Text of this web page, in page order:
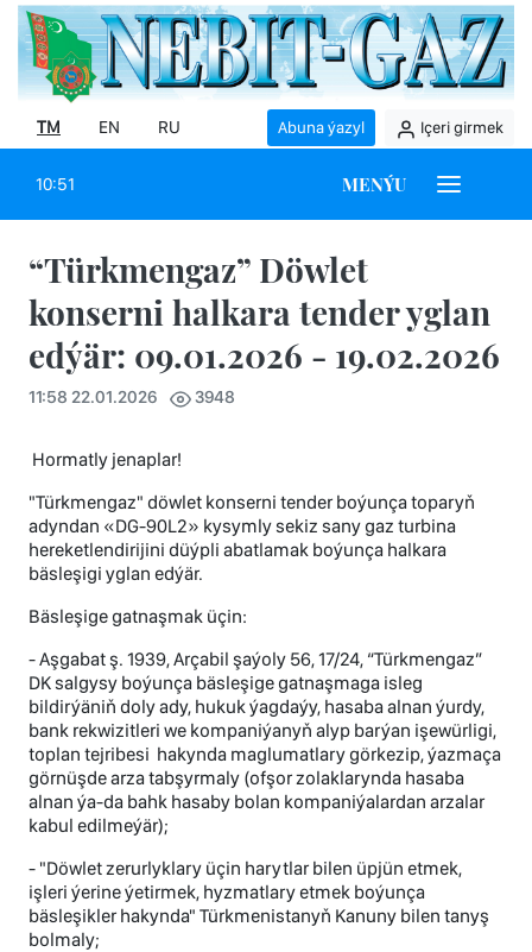
TM EN RU Abuna ýazyl Içeri girmek
10:51 MENÝU
“Türkmengaz” Döwlet
konserni halkara tender yglan
edýär: 09.01.2026 - 19.02.2026
11:58 22.01.2026 3948
Hormatly jenaplar!
"Türkmengaz" döwlet konserni tender boýunça toparyň
adyndan «DG-90L2» kysymly sekiz sany gaz turbina
hereketlendirijini düýpli abatlamak boýunça halkara
bäsleşigi yglan edýär.
Bäsleşige gatnaşmak üçin:
- Aşgabat ş. 1939, Arçabil şaýoly 56, 17/24, “Türkmengaz”
DK salgysy boýunça bäsleşige gatnaşmaga isleg
bildirýäniň doly ady, hukuk ýagdaýy, hasaba alnan ýurdy,
bank rekwizitleri we kompaniýanyň alyp barýan işewürligi,
toplan tejribesi hakynda maglumatlary görkezip, ýazmaça
görnüşde arza tabşyrmaly (ofşor zolaklarynda hasaba
alnan ýa-da bahk hasaby bolan kompaniýalardan arzalar
kabul edilmeýär);
- "Döwlet zerurlyklary üçin harytlar bilen üpjün etmek,
işleri ýerine ýetirmek, hyzmatlary etmek boýunça
bäsleşikler hakynda" Türkmenistanyň Kanuny bilen tanyş
bolmaly;